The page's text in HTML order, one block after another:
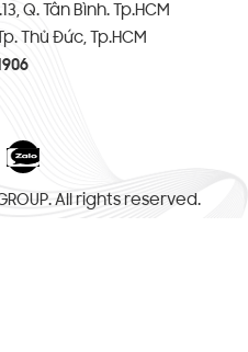
Q. Tân Bình. Tp.HCM
Thủ Đức, Tp.HCM
All rights reserved.